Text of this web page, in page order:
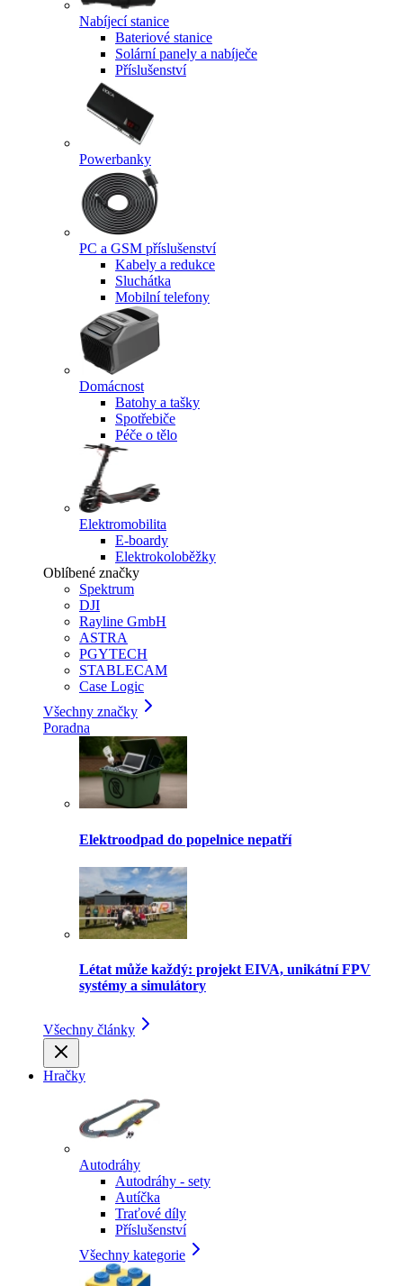
Nabíjecí stanice
Bateriové stanice
Solární panely a nabíječe
Příslušenství
Powerbanky
PC a GSM příslušenství
Kabely a redukce
Sluchátka
Mobilní telefony
Domácnost
Batohy a tašky
Spotřebiče
Péče o tělo
Elektromobilita
E-boardy
Elektrokoloběžky
Oblíbené značky
Spektrum
DJI
Rayline GmbH
ASTRA
PGYTECH
STABLECAM
Case Logic
Všechny značky
Poradna
Elektroodpad do popelnice nepatří
Létat může každý: projekt EIVA, unikátní FPV
systémy a simulátory
Všechny články
Hračky
Autodráhy
Autodráhy - sety
Autíčka
Traťové díly
Příslušenství
Všechny kategorie